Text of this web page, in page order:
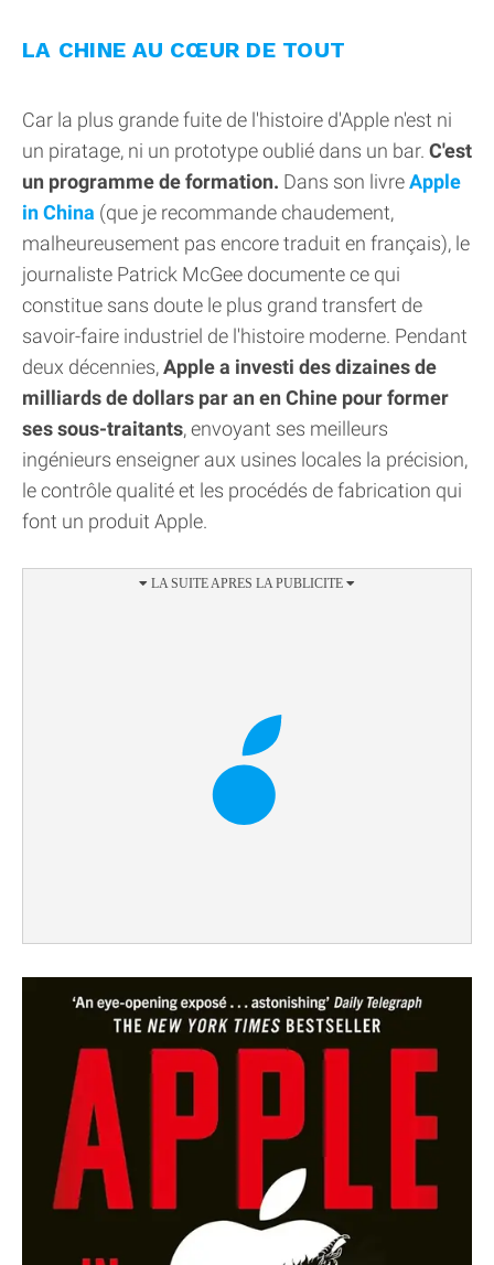
LA CHINE AU CŒUR DE TOUT
Car la plus grande fuite de l'histoire d'Apple n'est ni
un piratage, ni un prototype oublié dans un bar. C'est
un programme de formation. Dans son livreApple
in China (que je recommande chaudement,
malheureusement pas encore traduit en français), le
journaliste Patrick McGee documente ce qui
constitue sans doute le plus grand transfert de
savoir-faire industriel de l'histoire moderne. Pendant
deux décennies,Apple a investi des dizaines de
milliards de dollars par an en Chine pour former
ses sous-traitants, envoyant ses meilleurs
ingénieurs enseigner aux usines locales la précision,
le contrôle qualité et les procédés de fabrication qui
font un produit Apple.